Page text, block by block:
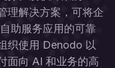
理解决方案，可将企
助服务应用的可靠
织使用 Denodo 以
面向 AI 和业务的高